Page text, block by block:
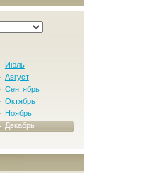
Июль
Август
Сентябрь
Октябрь
Ноябрь
Декабрь